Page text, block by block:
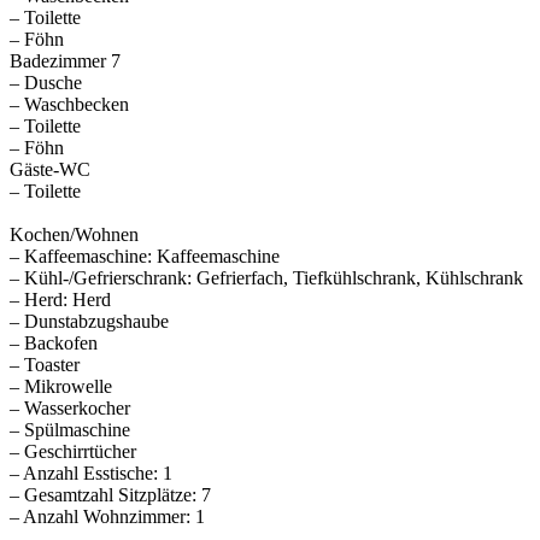
– Toilette
– Föhn
Badezimmer 7
– Dusche
– Waschbecken
– Toilette
– Föhn
Gäste-WC
– Toilette
Kochen/Wohnen
– Kaffeemaschine: Kaffeemaschine
– Kühl-/Gefrierschrank: Gefrierfach, Tiefkühlschrank, Kühlschrank
– Herd: Herd
– Dunstabzugshaube
– Backofen
– Toaster
– Mikrowelle
– Wasserkocher
– Spülmaschine
– Geschirrtücher
– Anzahl Esstische: 1
– Gesamtzahl Sitzplätze: 7
– Anzahl Wohnzimmer: 1